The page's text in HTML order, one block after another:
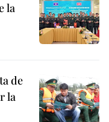
la
de
la